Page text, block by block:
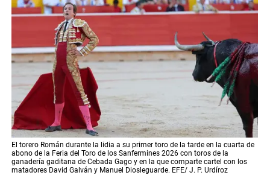
El torero Román durante la lidia a su primer toro de la tarde en la cuarta de
abono de la Feria del Toro de los Sanfermines 2026 con toros de la
ganadería gaditana de Cebada Gago y en la que comparte cartel con los
matadores David Galván y Manuel Diosleguarde. EFE/ J. P. Urdíroz